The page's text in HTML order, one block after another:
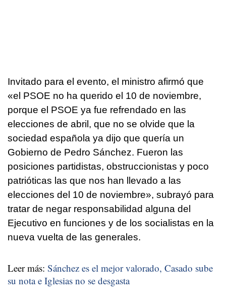
Invitado para el evento, el ministro afirmó que
«el PSOE no ha querido el 10 de noviembre,
porque el PSOE ya fue refrendado en las
elecciones de abril, que no se olvide que la
sociedad española ya dijo que quería un
Gobierno de Pedro Sánchez. Fueron las
posiciones partidistas, obstruccionistas y poco
patrióticas las que nos han llevado a las
elecciones del 10 de noviembre», subrayó para
tratar de negar responsabilidad alguna del
Ejecutivo en funciones y de los socialistas en la
nueva vuelta de las generales.
Leer más: Sánchez es el mejor valorado, Casado sube
su nota e Iglesias no se desgasta